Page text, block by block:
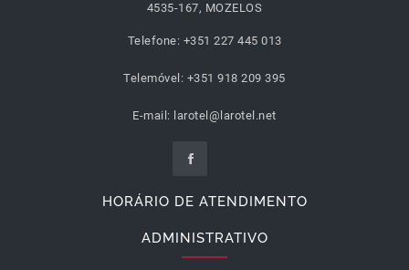
4535-167, MOZELOS
Telefone: +351 227 445 013
Telemóvel: +351 918 209 395
E-mail: larotel@larotel.net
HORÁRIO DE ATENDIMENTO
ADMINISTRATIVO